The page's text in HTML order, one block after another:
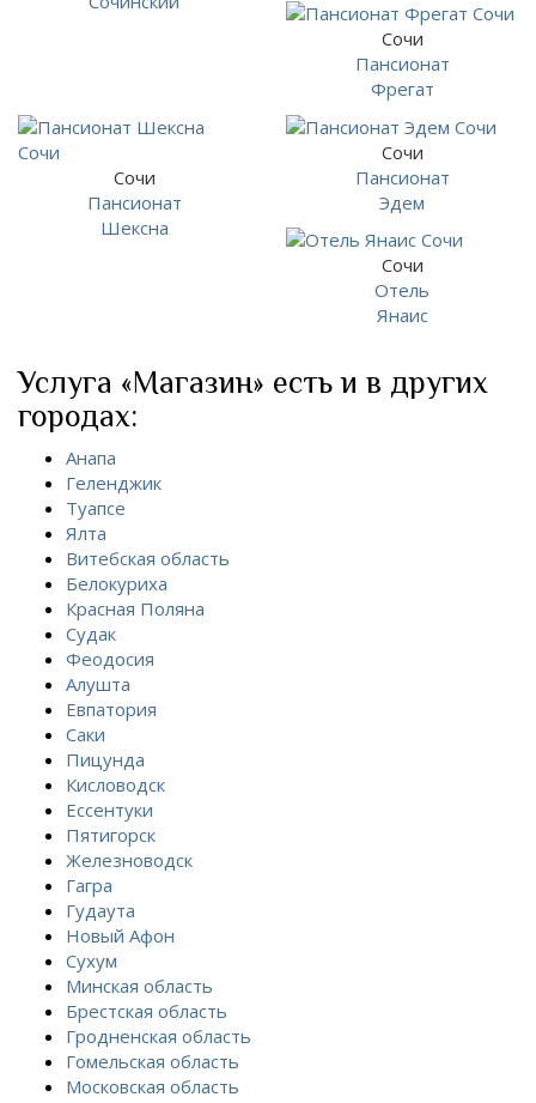
Сочи
Пансионат
Фрегат
Сочи
Пансионат
Шексна
Сочи
Пансионат
Эдем
Сочи
Отель
Янаис
Услуга «Магазин» есть и в других
городах:
Анапа
Геленджик
Туапсе
Ялта
Витебская область
Белокуриха
Красная Поляна
Судак
Феодосия
Алушта
Евпатория
Саки
Пицунда
Кисловодск
Ессентуки
Пятигорск
Железноводск
Гагра
Гудаута
Новый Афон
Сухум
Минская область
Брестская область
Гродненская область
Гомельская область
Московская область